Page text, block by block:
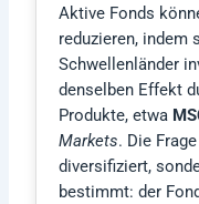
Aktive Fonds
reduzieren, indem
Schwellenländer
denselben Effekt
Produkte, etwa
Markets. Die
diversifiziert,
bestimmt: der